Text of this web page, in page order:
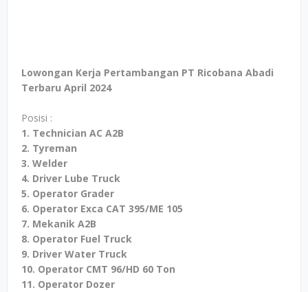
Lowongan Kerja Pertambangan PT Ricobana Abadi
Terbaru April 2024
Posisi :
1. Technician AC A2B
2. Tyreman
3. Welder
4. Driver Lube Truck
5. Operator Grader
6. Operator Exca CAT 395/ME 105
7. Mekanik A2B
8. Operator Fuel Truck
9. Driver Water Truck
10. Operator CMT 96/HD 60 Ton
11. Operator Dozer